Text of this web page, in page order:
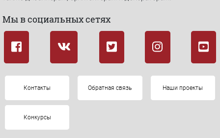
Мы в социальных сетях
Контакты Обратная связь Наши проекты
Конкурсы